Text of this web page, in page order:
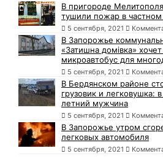
В пригороде
тушили пожар в
5 сентября, 2021
В Запорожье
«Затишна домівка» хочет
микроавтобус для
5 сентября, 2021
В Бердянском районе
грузовик и легковушка:
летний мужчина
5 сентября, 2021
В Запорожье утром
легковых автомобиля
5 сентября, 2021